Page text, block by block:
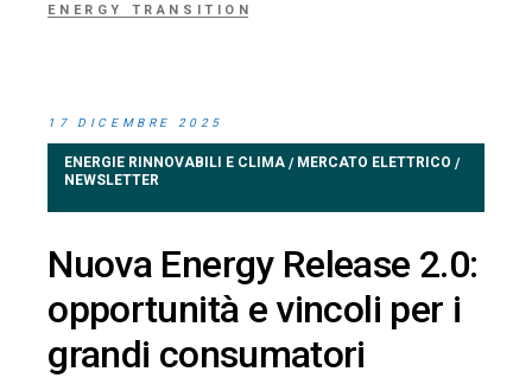
ENERGY TRANSITION
17 DICEMBRE 2025
ENERGIE RINNOVABILI E CLIMA / MERCATO ELETTRICO /
NEWSLETTER
Nuova Energy Release 2.0:
opportunità e vincoli per i
grandi consumatori